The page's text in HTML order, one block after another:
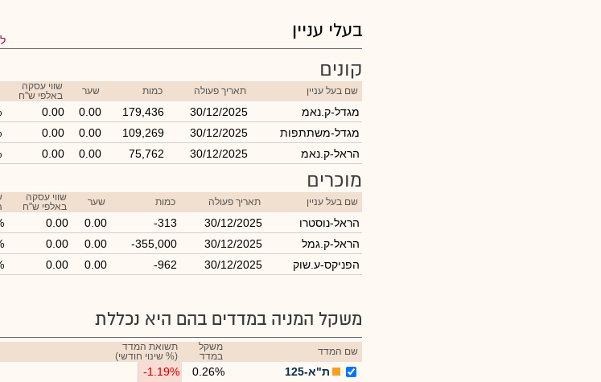
בעלי עניין
קונים
שם בעל עניין תאריך פעולה כמות שער
שווי עסקה
באלפי ש"ח
מגדל-ק.נאמ 30/12/2025
179,436
0.00
0.00
מגדל-משתתפות
30/12/2025
109,269
0.00
0.00
הראל-ק.נאמ
30/12/2025
75,762
0.00
0.00
מוכרים
שם בעל עניין תאריך פעולה כמות שער
שווי עסקה
באלפי ש"ח
הראל-נוסטרו 30/12/2025
-313
0.00
0.00
הראל-ק.גמל
30/12/2025
-355,000
0.00
0.00
הפניקס-ע.שוק
30/12/2025
-962
0.00
0.00
משקל המניה במדדים בהם היא נכללת
שם המדד
משקל
במדד
תשואת המדד
(% שינוי חודשי)
ת"א-125 0.26%
-1.19%